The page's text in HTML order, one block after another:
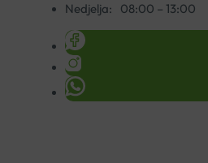
Nedjelja:
08:00 – 13:00